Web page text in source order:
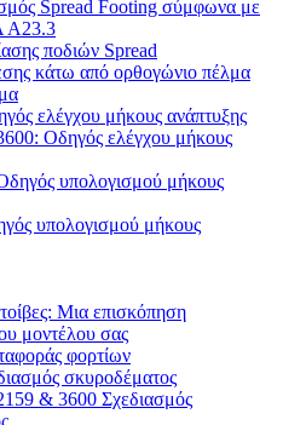
Spread Footing σύμφωνα με
A23.3
ποδιών Spread
κάτω από ορθογώνιο πέλμα
ελέγχου μήκους ανάπτυξης
Οδηγός ελέγχου μήκους
υπολογισμού μήκους
υπολογισμού μήκους
Μια επισκόπηση
μοντέλου σας
φορτίων
σκυροδέματος
& 3600 Σχεδιασμός